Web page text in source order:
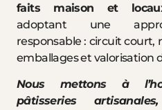
faits maison et
adoptant une
responsable : circuit court,
emballages et valorisation
Nous mettons à
pâtisseries